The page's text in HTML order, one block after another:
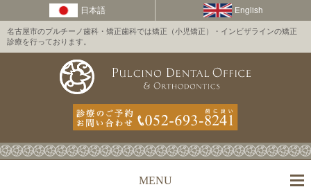
名古屋市のプルチーノ歯科・矯正歯科では矯正（小児矯正）・インビザラインの矯正
診療を行っております。
MENU